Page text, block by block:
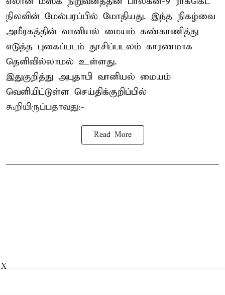
நிலவின் மேல்பரப்பில் மோதியது. இந்த நிகழ்வை
அமீரகத்தின் வானியல் மையம் கண்காணித்து
எடுத்த புகைப்படம் தூசிப்படலம் காரணமாக
தெளிவில்லாமல் உள்ளது.
இதுகுறித்து அபுதாபி வானியல் மையம்
வெளியிட்டுள்ள செய்திக்குறிப்பில்
கூறியிருப்பதாவது:-
Read More
X